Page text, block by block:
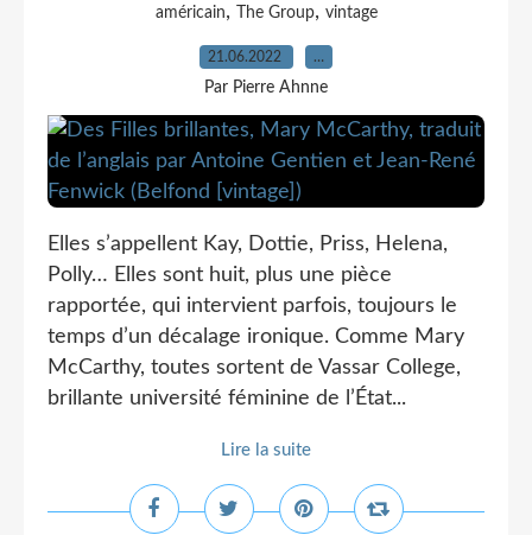
américain, The Group, vintage
21.06.2022 …
Par Pierre Ahnne
Elles s’appellent Kay, Dottie, Priss, Helena,
Polly… Elles sont huit, plus une pièce
rapportée, qui intervient parfois, toujours le
temps d’un décalage ironique. Comme Mary
McCarthy, toutes sortent de Vassar College,
brillante université féminine de l’État...
Lire la suite